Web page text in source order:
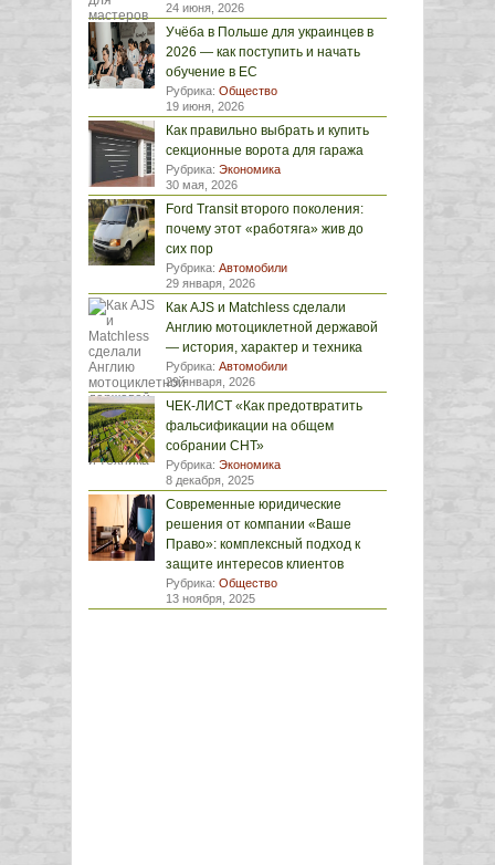
24 июня, 2026
Учёба в Польше для украинцев в
2026 — как поступить и начать
обучение в ЕС
Рубрика: Общество
19 июня, 2026
Как правильно выбрать и купить
секционные ворота для гаража
Рубрика: Экономика
30 мая, 2026
Ford Transit второго поколения:
почему этот «работяга» жив до
сих пор
Рубрика: Автомобили
29 января, 2026
Как AJS и Matchless сделали
Англию мотоциклетной державой
— история, характер и техника
Рубрика: Автомобили
29 января, 2026
ЧЕК-ЛИСТ «Как предотвратить
фальсификации на общем
собрании СНТ»
Рубрика: Экономика
8 декабря, 2025
Современные юридические
решения от компании «Ваше
Право»: комплексный подход к
защите интересов клиентов
Рубрика: Общество
13 ноября, 2025